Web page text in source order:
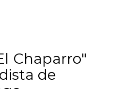
Chaparro"
de